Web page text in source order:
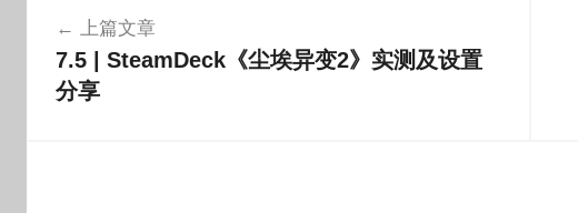
上篇文章
7.5 | SteamDeck《尘埃异变2》实测及设置
分享